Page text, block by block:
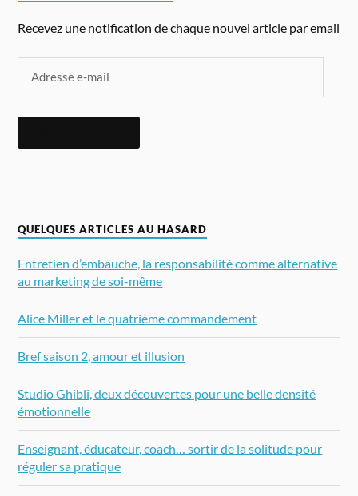
Recevez une notification de chaque nouvel article par email
QUELQUES ARTICLES AU HASARD
Entretien d’embauche, la responsabilité comme alternative
au marketing de soi-même
Alice Miller et le quatrième commandement
Bref saison 2, amour et illusion
Studio Ghibli, deux découvertes pour une belle densité
émotionnelle
Enseignant, éducateur, coach… sortir de la solitude pour
réguler sa pratique